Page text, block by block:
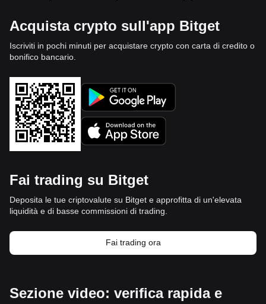
Acquista crypto sull'app Bitget
Iscriviti in pochi minuti per acquistare crypto con carta di credito o
bonifico bancario.
Fai trading su Bitget
Deposita le tue criptovalute su Bitget e approfitta di un'elevata
liquidità e di basse commissioni di trading.
Fai trading ora
Sezione video: verifica rapida e